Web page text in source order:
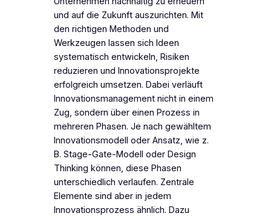
und auf die Zukunft auszurichten. Mit
den richtigen Methoden und
Werkzeugen lassen sich Ideen
systematisch entwickeln, Risiken
reduzieren und Innovationsprojekte
erfolgreich umsetzen. Dabei verläuft
Innovationsmanagement nicht in einem
Zug, sondern über einen Prozess in
mehreren Phasen. Je nach gewähltem
Innovationsmodell oder Ansatz, wie z.
B. Stage-Gate-Modell oder Design
Thinking können, diese Phasen
unterschiedlich verlaufen. Zentrale
Elemente sind aber in jedem
Innovationsprozess ähnlich. Dazu